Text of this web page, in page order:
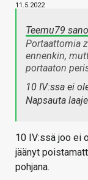
11.5.2022
Teemu79
Portaattomia
ennenkin,
portaaton
10 IV:ssa ei
Napsauta
10 IV:ssä joo ei
jäänyt
pohjana.